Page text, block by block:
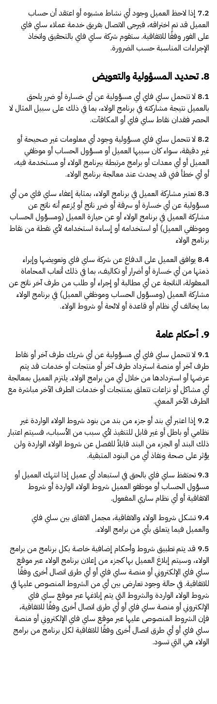
7.2 إذا لاحظ العميل وجود أي نشاط مشبوه أو اعتقد أن حساب
العميل قد تم اختراقه، فيرجى الاتصال بفريق خدمة عملاء ساي فاي
على الفور وفقًا للاتفاقية. ستقوم شركة ساي فاي بالتحقيق واتخاذ
الإجراءات المناسبة حسب الضرورة.
8. تحديد المسؤولية والتعويض
8.1 لا تتحمل ساي فاي أي مسؤولية عن أي خسارة أو ضرر يلحق
بالعميل نتيجة مشاركته في برنامج الولاء، بما في ذلك على سبيل المثال لا
الحصر فقدان نقاط ساي فاي أو المكافآت.
8.2 لا تتحمل ساي فاي مسؤولية وجود أي معلومات غير صحيحة أو
غير دقيقة، سواء كان سببها العميل أو مسؤول الحساب أو موظفي
العميل أو أي معدات أو برامج مرتبطة ببرنامج الولاء أو مستخدمة فيه،
أو أي خطأ فني قد يحدث عند معالجة برنامج الولاء.
8.3 تعتبر مشاركة العميل في برنامج الولاء، بمثابة إعفاء ساي فاي من أي
مسؤولية عن أي خسارة أو سرقة أو ضرر ناتج أو يُزعم أنه ناتج عن
مشاركة العميل في برنامج الولاء أو عن حيازة العميل (ومسؤول الحساب
وموظفي العميل) أو استخدامه أو إساءة استخدامه لأي نقطة من نقاط
برنامج الولاء
8.4 يوافق العميل على الدفاع عن شركة ساي فاي وتعويضها وإبراء
ذمتها من أي خسارة أو أضرار أو تكاليف، بما في ذلك أتعاب المحاماة
المعقولة، الناتجة عن أي مطالبة أو إجراء أو طلب من طرف آخر ناتج عن
مشاركة العميل (ومسؤول الحساب وموظفي العميل) في برنامج الولاء
بما يخالف أي نظام أو قاعدة أو لائحة أو شروط الولاء.
9. أحكام عامة
9.1 لا تتحمل ساي فاي أي مسؤولية عن أي شريك طرف آخر أو نقاط
طرف آخر أو منصة استرداد طرف آخر أو منتجات أو خدمات قد يتم
عرضها أو استردادها من خلال أي من برامج الولاء. يلتزم العميل بمعالجة
أي مشاكل أو نزاعات تتعلق بمنتجات أو خدمات الطرف الآخر مباشرة مع
الطرف الآخر المعني.
9.2 إذا اعتبر أي بند أو جزء من بند من بنود شروط الولاء الواردة غير
نظامي أو باطل أو غير قابل للتنفيذ لأي سبب من الأسباب، فسيتم اعتبار
ذلك البند أو الجزء من البند قابلاً للفصل عن شروط الولاء الواردة ولن
يؤثر على صحة ونفاذ أي من البنود المتبقية.
9.3 تحتفظ ساي فاي بالحق في استبعاد أي عميل إذا انتهك العميل أو
مسؤول الحساب أو موظفو العميل شروط الولاء الواردة أو شروط
الاتفاقية أو أي نظام ساري المفعول.
9.4 تشكل شروط الولاء والاتفاقية، مجمل الاتفاق بين ساي فاي
والعميل فيما يتعلق بأي من برامج الولاء.
9.5 قد يتم تطبيق شروط وأحكام إضافية خاصة بكل برنامج من برامج
الولاء، وسيتم إبلاغ العميل بها كجزء من إعلان برنامج الولاء عبر موقع
ساي فاي الإلكتروني أو منصة ساي فاي أو أي طرق اتصال أخرى وفقًا
للاتفاقية. في حالة وجود تعارض بين أي من الشروط المنصوص عليها في
شروط الولاء الواردة والشروط التي يتم إبلاغها عبر موقع ساي فاي
الإلكتروني أو منصة ساي فاي أو أي طرق اتصال أخرى وفقًا للاتفاقية،
فإن الشروط المنصوص عليها عبر موقع ساي فاي الإلكتروني أو منصة
ساي فاي أو أي طرق اتصال أخرى وفقًا للاتفاقية لكل برنامج من برامج
الولاء هي التي تسود.